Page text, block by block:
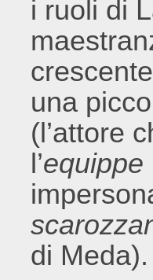
i ruoli di
una
(l’attore
l’equippe
di